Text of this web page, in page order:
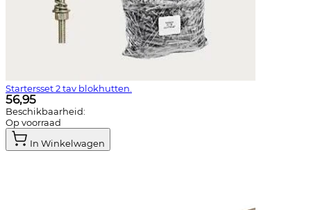
Startersset 2 tav blokhutten.
56,95
Beschikbaarheid:
Op voorraad
In Winkelwagen